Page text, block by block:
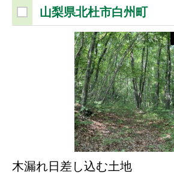
山梨県北杜市白州町
木漏れ日差し込む土地